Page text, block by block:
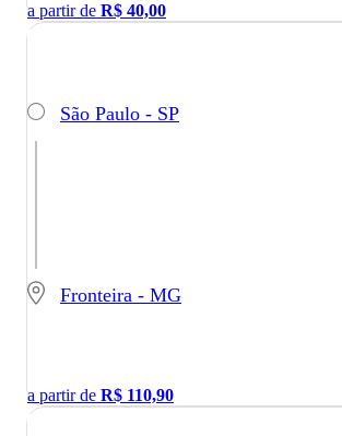
a partir de R$ 40,00
São Paulo - SP
Fronteira - MG
a partir de R$ 110,90